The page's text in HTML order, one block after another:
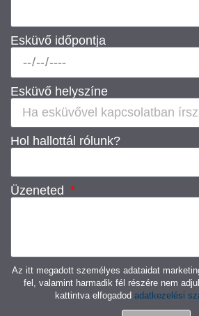
Esküvő időpontja
Esküvő helyszíne
Hol hallottál rólunk?
Üzeneted
Az itt megadott személyes adataidat
fel, valamint harmadik fél részére nem
kattintva elfogadod adatkezelési